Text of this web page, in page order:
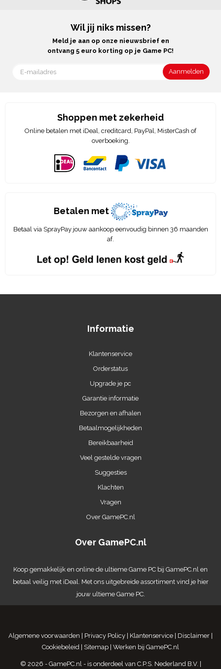
Wil jij niks missen?
Meld je aan op onze nieuwsbrief en
ontvang 5 euro korting op je Game PC!
Shoppen met zekerheid
Online betalen met iDeal, creditcard, PayPal, MisterCash of
overboeking.
Betalen met
Betaal via SprayPay jouw aankoop eenvoudig binnen 36 maanden
af.
Informatie
Klantenservice
Orderstatus
Upgrade je pc
Garantie informatie
Bezorgen en afhalen
Betaalmogelijkheden
Bereikbaarheid
Veel gestelde vragen
Suggesties
Klachten
Vragen
Over GamePC.nl
Over GamePC.nl
Koop gemakkelijk en online de ultieme Game PC bij GamePC.nl en
betaal veilig met iDeal. Met ons uitgebreide assortiment vind je hier
jouw ultieme Game PC.
Algemene voorwaarden | Privacy Policy | Klantenservice | Disclaimer |
Cookiebeleid | Sitemap | Werken bij GamePC.nl
© 2026 - GamePC.nl - is onderdeel van C.P.S. Nederland B.V. |